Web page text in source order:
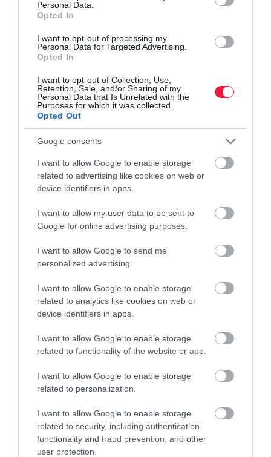
Personal Data.
Opted In
I want to opt-out of processing my
Personal Data for Targeted Advertising.
Opted In
I want to opt-out of Collection, Use,
Retention, Sale, and/or Sharing of my
Personal Data that Is Unrelated with the
Purposes for which it was collected.
Opted Out
Google consents
I want to allow Google to enable storage
related to advertising like cookies on web or
device identifiers in apps.
I want to allow my user data to be sent to
Google for online advertising purposes.
I want to allow Google to send me
personalized advertising.
I want to allow Google to enable storage
related to analytics like cookies on web or
device identifiers in apps.
I want to allow Google to enable storage
related to functionality of the website or app.
I want to allow Google to enable storage
related to personalization.
I want to allow Google to enable storage
related to security, including authentication
functionality and fraud prevention, and other
user protection.
Új, olcsó kínai e-autó jelent meg Magyarországon:
így néz ki, ennyibe kerül
A Geely E2 35 kWh kapacitású akkumulátorral szerelt, 252
közölte a cég magyarországi képviselete.